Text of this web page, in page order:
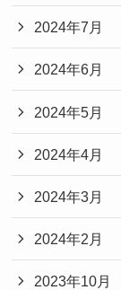
2024年7月
2024年6月
2024年5月
2024年4月
2024年3月
2024年2月
2023年10月